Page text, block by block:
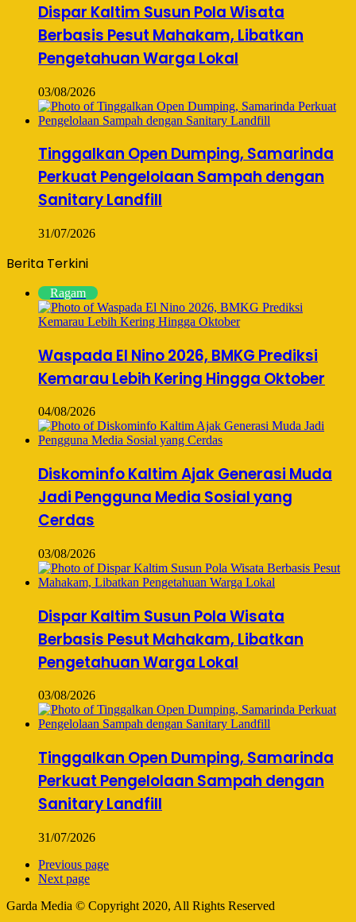
Dispar Kaltim Susun Pola Wisata
Berbasis Pesut Mahakam, Libatkan
Pengetahuan Warga Lokal
03/08/2026
Tinggalkan Open Dumping, Samarinda
Perkuat Pengelolaan Sampah dengan
Sanitary Landfill
31/07/2026
Berita Terkini
Ragam
Waspada El Nino 2026, BMKG Prediksi
Kemarau Lebih Kering Hingga Oktober
04/08/2026
Diskominfo Kaltim Ajak Generasi Muda
Jadi Pengguna Media Sosial yang
Cerdas
03/08/2026
Dispar Kaltim Susun Pola Wisata
Berbasis Pesut Mahakam, Libatkan
Pengetahuan Warga Lokal
03/08/2026
Tinggalkan Open Dumping, Samarinda
Perkuat Pengelolaan Sampah dengan
Sanitary Landfill
31/07/2026
Previous page
Next page
Garda Media © Copyright 2020, All Rights Reserved